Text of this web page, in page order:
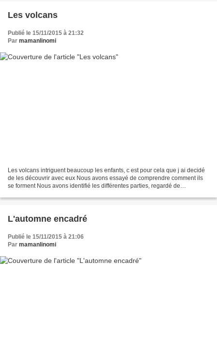
Les volcans
Publié le 15/11/2015 à 21:32
Par mamanlinomi
Les volcans intriguent beaucoup les enfants, c est pour cela que j ai decidé
de les découvrir avec eux Nous avons essayé de comprendre comment ils
se forment Nous avons identifié les différentes parties, regardé de
L'automne encadré
Publié le 15/11/2015 à 21:06
Par mamanlinomi